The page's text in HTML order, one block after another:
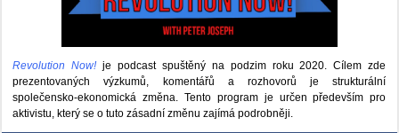
Revolution Now! je podcast spuštěný na podzim roku 2020.Cílem zde
prezentovaných výzkumů, komentářů a rozhovorů je strukturální
společensko-ekonomická změna. Tento program je určen především pro
aktivistu, který se o tuto zásadní změnu zajímá podrobněji.